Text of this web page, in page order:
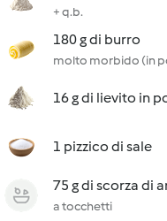
+ q.b.
180 g di burro
molto morbido (in
16 g di lievito in
1 pizzico di sale
75 g di scorza di
a tocchetti